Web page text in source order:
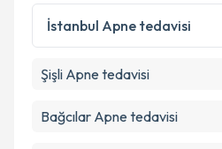
İstanbul Apne tedavisi
Şişli Apne tedavisi
Bağcılar Apne tedavisi